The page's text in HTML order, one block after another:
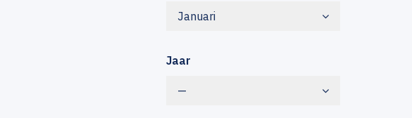
Januari
Jaar
—